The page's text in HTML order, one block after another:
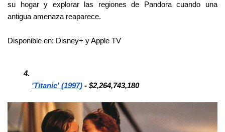
su hogar y explorar las regiones de Pandora cuando una
antigua amenaza reaparece.
Disponible en: Disney+ y Apple TV
'Titanic' (1997) - $2,264,743,180